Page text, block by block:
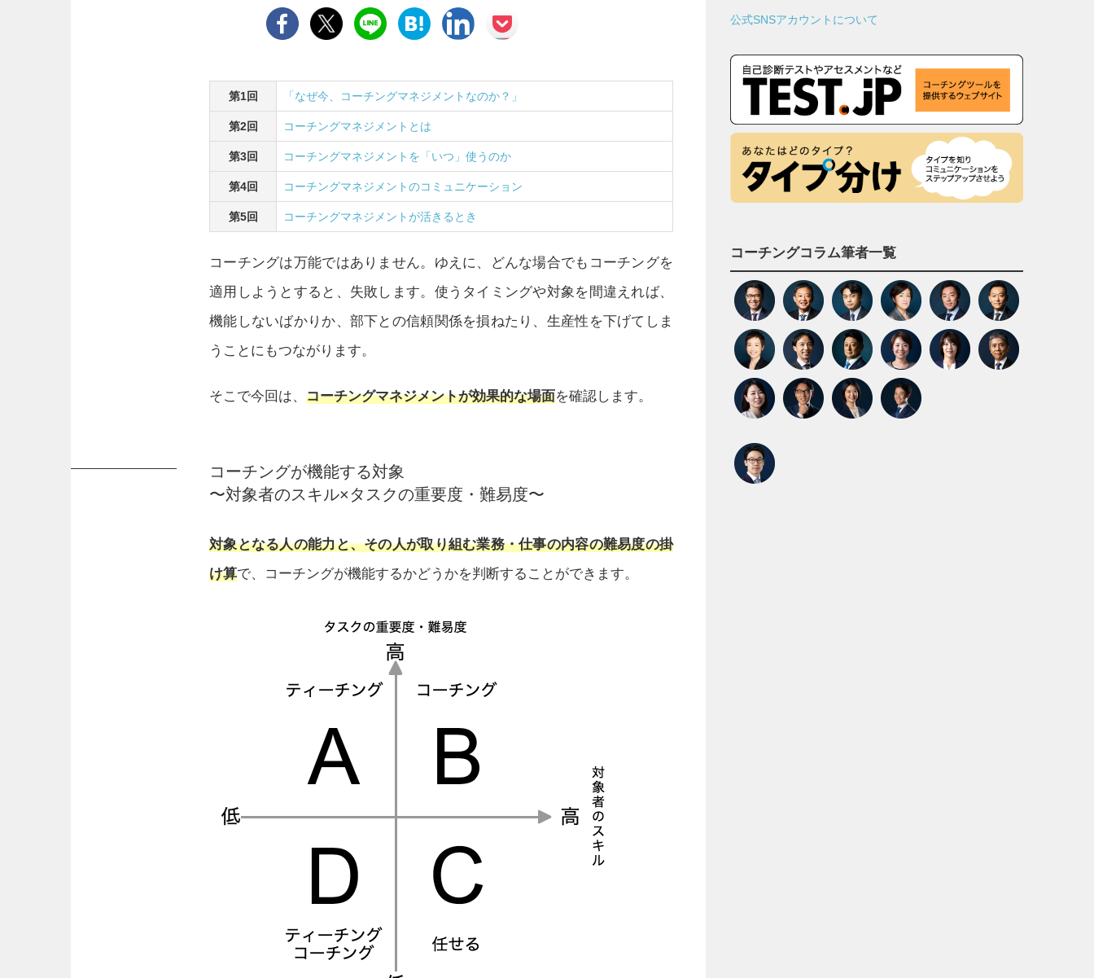
第1回 「なぜ今、コーチングマネジメントなのか？」
第2回 コーチングマネジメントとは
第3回 コーチングマネジメントを「いつ」使うのか
第4回 コーチングマネジメントのコミュニケーション
第5回 コーチングマネジメントが活きるとき
コーチングは万能ではありません。ゆえに、どんな場合でもコーチングを
適用しようとすると、失敗します。使うタイミングや対象を間違えれば、
機能しないばかりか、部下との信頼関係を損ねたり、生産性を下げてしま
うことにもつながります。
そこで今回は、 コーチングマネジメントが効果的な場面を確認します。
コーチングが機能する対象
〜対象者のスキル×タスクの重要度・難易度〜
対象となる人の能力と、その人が取り組む業務・仕事の内容の難易度の掛
け算で、コーチングが機能するかどうかを判断することができます。
公式SNSアカウントについて
コーチングコラム筆者一覧